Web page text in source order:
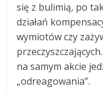
się z bulimią, po
działań
wymiotów czy
na samym akcie
„odreagowania”.